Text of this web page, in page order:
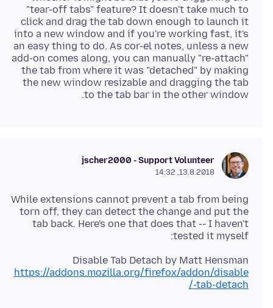
"tear-off tabs" feature? It doesn't take much to
click and drag the tab down enough to launch it
into a new window and if you're working fast, it's
an easy thing to do. As cor-el notes, unless a new
add-on comes along, you can manually "re-attach"
the tab from where it was "detached" by making
the new window resizable and dragging the tab
to the tab bar in the other window.
jscher2000 - Support Volunteer
13.8.2018, 14:32
While extensions cannot prevent a tab from being
torn off, they can detect the change and put the
tab back. Here's one that does that -- I haven't
tested it myself:
Disable Tab Detach by Matt Hensman
https://addons.mozilla.org/firefox/addon/disable
-tab-detach/